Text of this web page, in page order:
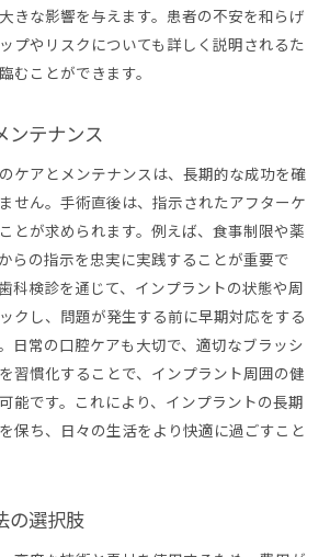
きな影響を与えます。患者の不安を和らげ
プやリスクについても詳しく説明されるた
むことができます。
ンテナンス
ケアとメンテナンスは、長期的な成功を確
せん。手術直後は、指示されたアフターケ
とが求められます。例えば、食事制限や薬
らの指示を忠実に実践することが重要で
科検診を通じて、インプラントの状態や周
クし、問題が発生する前に早期対応をする
日常の口腔ケアも大切で、適切なブラッシ
習慣化することで、インプラント周囲の健
能です。これにより、インプラントの長期
保ち、日々の生活をより快適に過ごすこと
の選択肢